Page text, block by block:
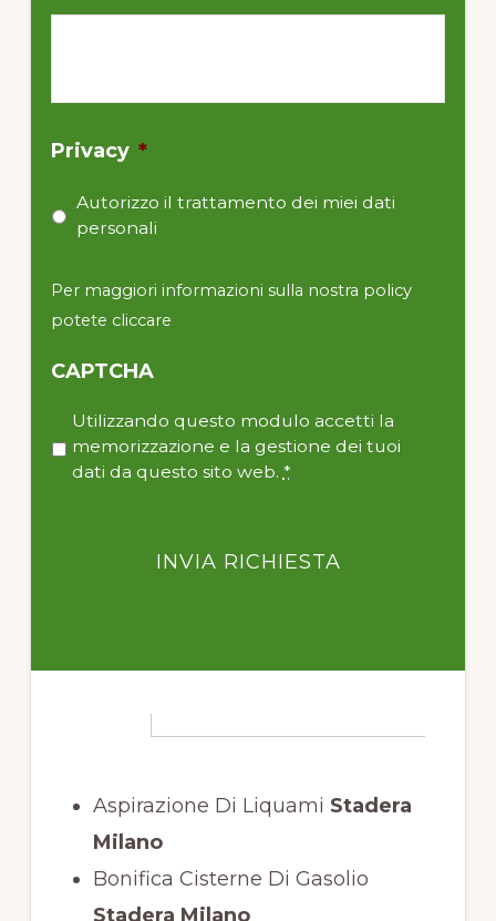
Privacy *
Autorizzo il trattamento dei miei dati
personali
Per maggiori informazioni sulla nostra policy
potete cliccare
CAPTCHA
r
Utilizzando questo modulo accetti la
memorizzazione e la gestione dei tuoi
dati da questo sito web. *
Aspirazione Di Liquami Stadera
Milano
Bonifica Cisterne Di Gasolio
Stadera Milano